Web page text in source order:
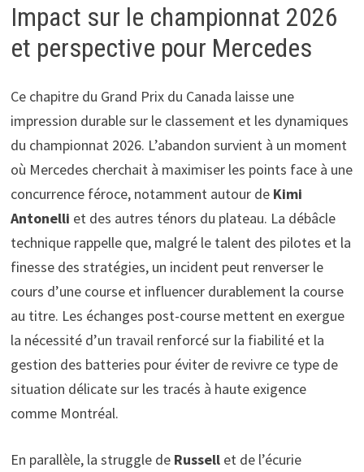
Impact sur le championnat 2026
et perspective pour Mercedes
Ce chapitre du Grand Prix du Canada laisse une
impression durable sur le classement et les dynamiques
du championnat 2026. L’abandon survient à un moment
où Mercedes cherchait à maximiser les points face à une
concurrence féroce, notamment autour de Kimi
Antonelli et des autres ténors du plateau. La débâcle
technique rappelle que, malgré le talent des pilotes et la
finesse des stratégies, un incident peut renverser le
cours d’une course et influencer durablement la course
au titre. Les échanges post-course mettent en exergue
la nécessité d’un travail renforcé sur la fiabilité et la
gestion des batteries pour éviter de revivre ce type de
situation délicate sur les tracés à haute exigence
comme Montréal.
En parallèle, la struggle de Russellet de l’écurie